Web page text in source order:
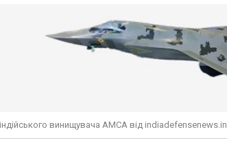
винищувача AMCA від indiadefensenews.in